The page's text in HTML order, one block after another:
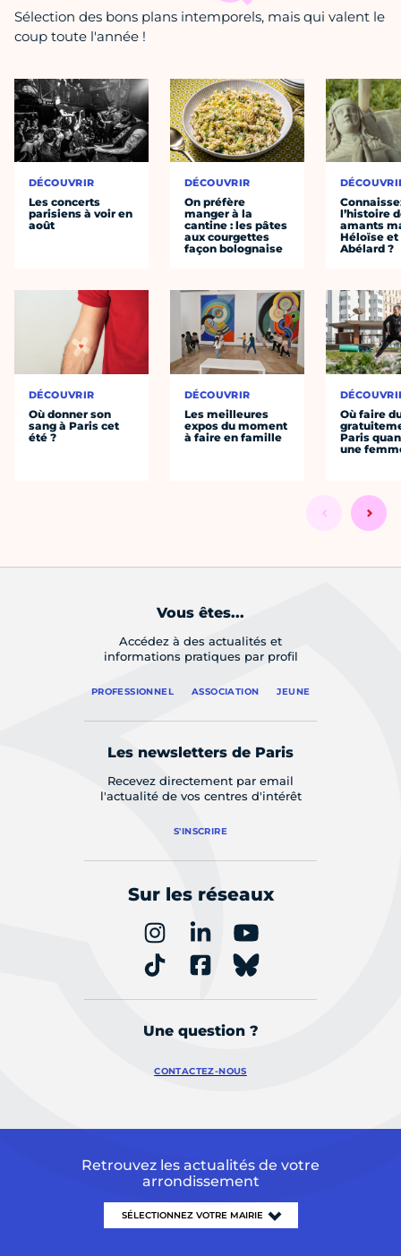
Sélection des bons plans intemporels, mais qui valent le
coup toute l'année !
DÉCOUVRIR
Les concerts
parisiens à voir en
août
DÉCOUVRIR
Où donner son
sang à Paris cet
été ?
DÉCOUVRIR
On préfère
manger à la
cantine : les pâtes
aux courgettes
façon bolognaise
DÉCOUVRIR
Les meilleures
expos du moment
à faire en famille
l’histoire
amants
Héloïse et
Abélard ?
Où faire
Paris
une
Vous êtes...
Accédez à des actualités et
informations pratiques par profil
PROFESSIONNEL ASSOCIATION JEUNE
Les newsletters de Paris
Recevez directement par email
l'actualité de vos centres d'intérêt
S'INSCRIRE
Sur les réseaux
Une question ?
CONTACTEZ-NOUS
Retrouvez les actualités de votre
arrondissement